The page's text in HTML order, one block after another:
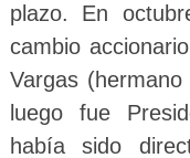
plazo. En
cambio
Vargas
luego fue
había sido